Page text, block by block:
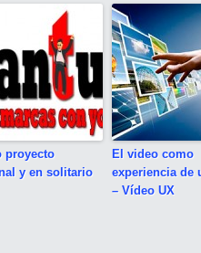
proyecto
y en solitario
El video como
experiencia de
– Vídeo UX